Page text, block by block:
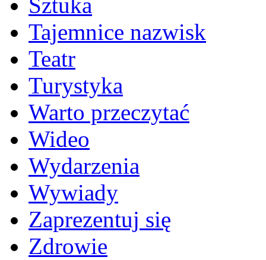
Sztuka
Tajemnice nazwisk
Teatr
Turystyka
Warto przeczytać
Wideo
Wydarzenia
Wywiady
Zaprezentuj się
Zdrowie